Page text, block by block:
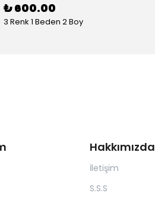
₺ 600.00
3 Renk 1 Beden 2 Boy
Hakkımızda
İletişim
S.S.S